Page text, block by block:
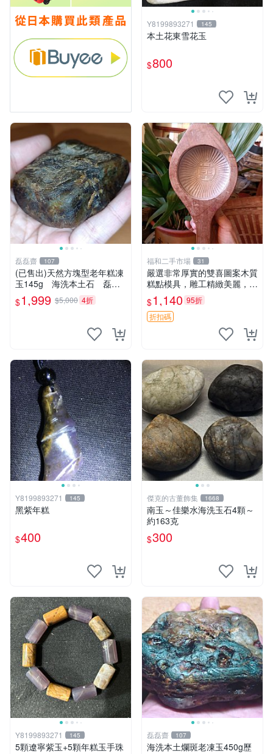
Y8199893271 145
本土花東雪花玉
$800
磊磊齋 107
(已售出)天然方塊型老年糕凍
玉145g 海洗本土石 磊磊
齋寄石代客製石雕研磨拋光藍
寶東玉東海岸心臟石黑年糕玉
$1,999 $5,000 4折
福和二手市場 31
嚴選非常厚實的雙喜圖案木質
糕點模具，雕工精緻美麗，呈
現自然包漿風味。適合收藏與
禮贈，建議入手。 雙喜 圖案
糕餅模具
$1,140 95折
折扣碼
Y8199893271 145
黑紫年糕
$400
傑克的古董飾集 1668
南玉～佳樂水海洗玉石4顆～
約163克
$300
Y8199893271 145
5顆遼寧紫玉+5顆年糕玉手珠
磊磊齋 107
海洗本土爛斑老凍玉450g歷